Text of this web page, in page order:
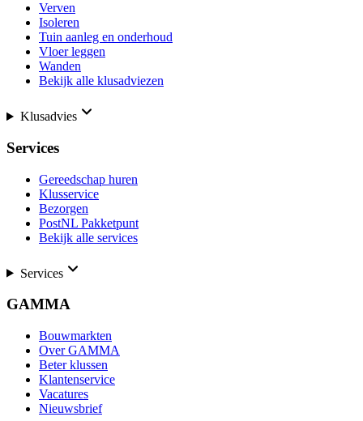
Verven
Isoleren
Tuin aanleg en onderhoud
Vloer leggen
Wanden
Bekijk alle klusadviezen
Klusadvies
Services
Gereedschap huren
Klusservice
Bezorgen
PostNL Pakketpunt
Bekijk alle services
Services
GAMMA
Bouwmarkten
Over GAMMA
Beter klussen
Klantenservice
Vacatures
Nieuwsbrief